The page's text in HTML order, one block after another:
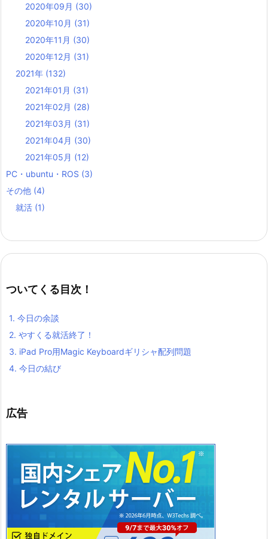
2020年09月 (30)
2020年10月 (31)
2020年11月 (30)
2020年12月 (31)
2021年 (132)
2021年01月 (31)
2021年02月 (28)
2021年03月 (31)
2021年04月 (30)
2021年05月 (12)
PC・ubuntu・ROS (3)
その他 (4)
就活 (1)
ついてくる目次！
1. 今日の余談
2. やすくる就活終了！
3. iPad Pro用Magic Keyboardギリシャ配列問題
4. 今日の結び
広告